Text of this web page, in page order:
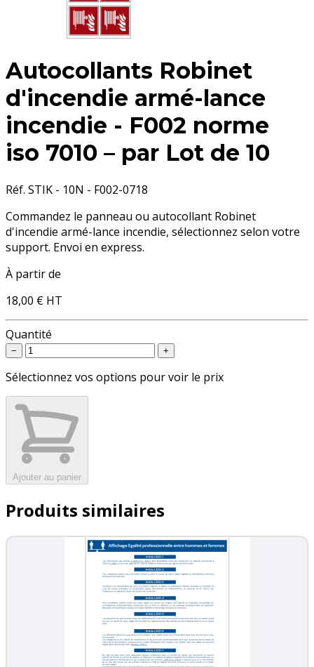
Autocollants Robinet
d'incendie armé-lance
incendie - F002 norme
iso 7010 – par Lot de 10
Réf. STIK - 10N - F002-0718
Commandez le panneau ou autocollant Robinet
d'incendie armé-lance incendie, sélectionnez selon votre
support. Envoi en express.
À partir de
18,00 € HT
Quantité
− +
Sélectionnez vos options pour voir le prix
Ajouter au panier
Produits similaires